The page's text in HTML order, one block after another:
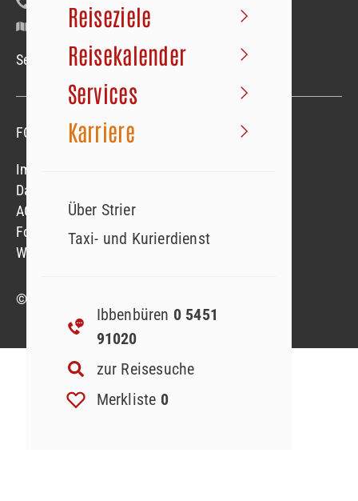
Reiseziele
Reisekalender
Services
Karriere
Über Strier
Taxi- und Kurierdienst
Ibbenbüren 0 5451
91020
zur Reisesuche
Merkliste 0
Google Maps
Service-Hotline Mo.–Fr. 09.00–18.00 Uhr
© 2023 Strier Reisen GmbH & Co. KG
Impressum
Datenschutzerklärung
AGB
Formblatt
Widerruf Reiseversicherung
FOLGEN SIE UNS Folgen sie unsFolgen sie uns